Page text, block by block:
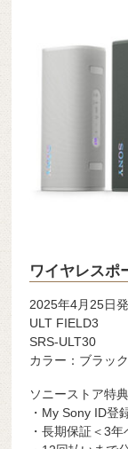
ワイヤレスポ
2025年4月25日
ULT FIELD3
SRS-ULT30
カラー：ブラッ
ソニーストア特典
・My Sony ID登
・長期保証＜3